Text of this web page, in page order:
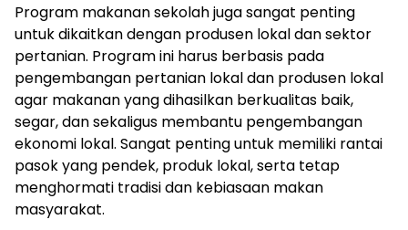
Program makanan sekolah juga sangat penting
untuk dikaitkan dengan produsen lokal dan sektor
pertanian. Program ini harus berbasis pada
pengembangan pertanian lokal dan produsen lokal
agar makanan yang dihasilkan berkualitas baik,
segar, dan sekaligus membantu pengembangan
ekonomi lokal. Sangat penting untuk memiliki rantai
pasok yang pendek, produk lokal, serta tetap
menghormati tradisi dan kebiasaan makan
masyarakat.